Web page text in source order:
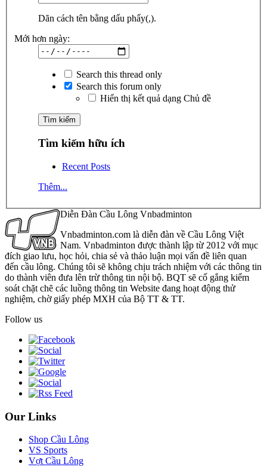
Dãn cách tên bằng dấu phẩy(,).
Mới hơn ngày:
Search this thread only
Search this forum only
Hiển thị kết quả dạng Chủ đề
Tìm kiếm hữu ích
Recent Posts
Thêm...
Diễn Đàn Cầu Lông Vnbadminton
Vnbadminton.com là diễn đàn về Cầu Lông Việt
Nam. Vnbadminton được thành lập từ 2012 với mục
đích giao lưu, học hỏi, chia sẻ và thảo luận mọi vấn đề liên quan
đến cầu lông. Chúng tôi sẽ không chịu trách nhiệm với các thông tin
do thành viên đưa lên trừ thông tin nội bộ. BQT sẽ cố gắng kiểm
soát chặt chẽ các luồng thông tin Website đang hoạt động thử
nghiệm, chờ giấy phép MXH của Bộ TT & TT.
Follow us
Our Links
Shop Cầu Lông
VS Sports
Vợt Cầu Lông